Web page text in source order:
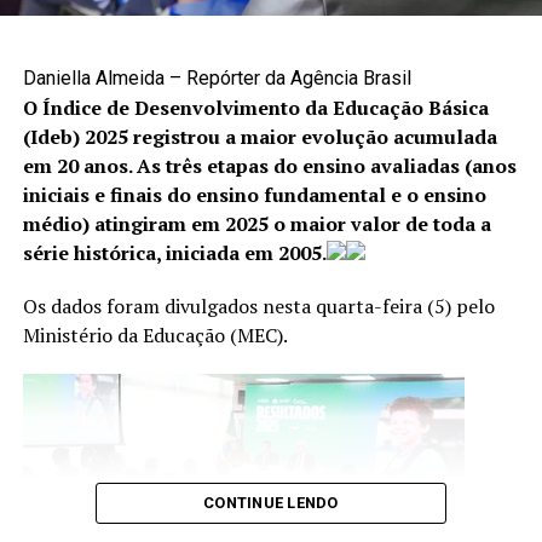
A denúncia é uma das principais formas de interromper
canais disponíveis são:
Cisdeca – Disque 125: atendimento gratuito, de
segunda a sexta-feira, das 8h às 18h, com
atendimento 24 horas aos finais de semana e
feriados;
Disque 100: atendimento gratuito, 24 horas por dia,
Centro Integrado 18 de Maio: (61) 2244-1512 e
Daniella Almeida – Repórter da Agência Brasil
O Índice de Desenvolvimento da Educação Básica
(Ideb) 2025 registrou a maior evolução acumulada
em 20 anos. As três etapas do ensino avaliadas (anos
iniciais e finais do ensino fundamental e o ensino
médio) atingiram em 2025 o maior valor de toda a
série histórica, iniciada em 2005.
Os dados foram divulgados nesta quarta-feira (5) pelo
Ministério da Educação (MEC).
CONTINUE LENDO